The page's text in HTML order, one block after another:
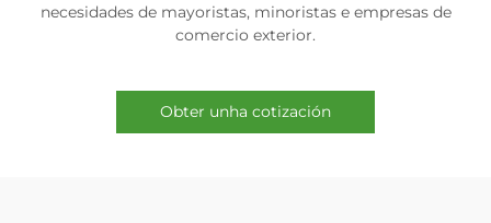
necesidades de mayoristas, minoristas e empresas de
comercio exterior.
Obter unha cotización